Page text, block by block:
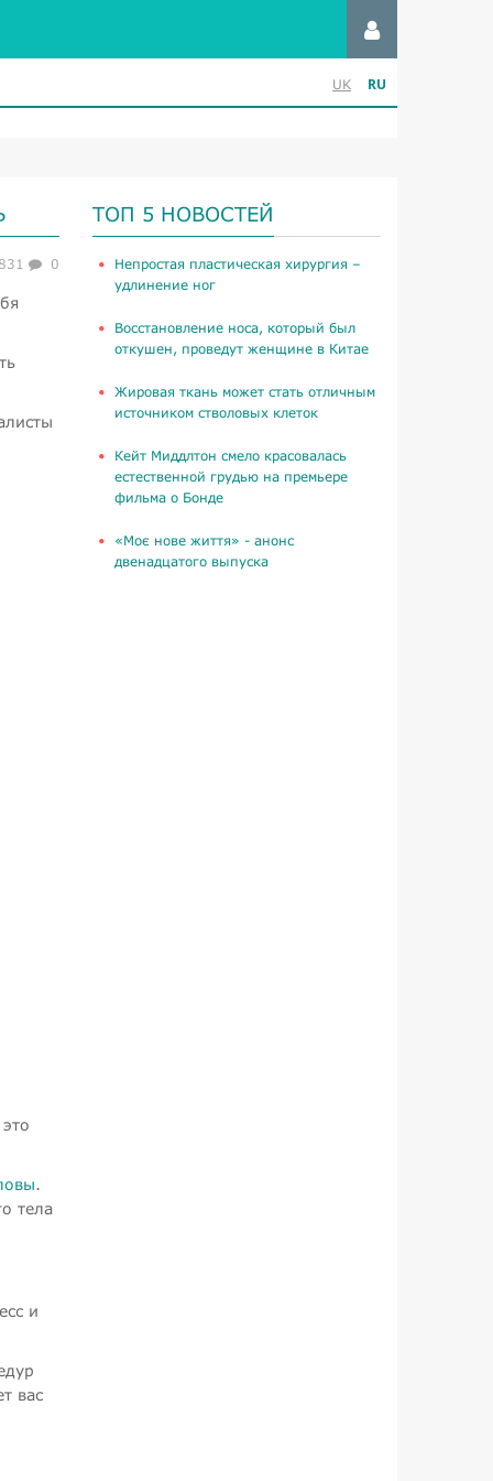
UK RU
0
.
тела
и
вас
ТОП 5 НОВОСТЕЙ
​Непростая пластическая хирургия –
удлинение ног
Восстановление носа, который был
откушен, проведут женщине в Китае
Жировая ткань может стать отличным
источником стволовых клеток
Кейт Миддлтон смело красовалась
естественной грудью на премьере
фильма о Бонде
«Моє нове життя» - анонс
двенадцатого выпуска